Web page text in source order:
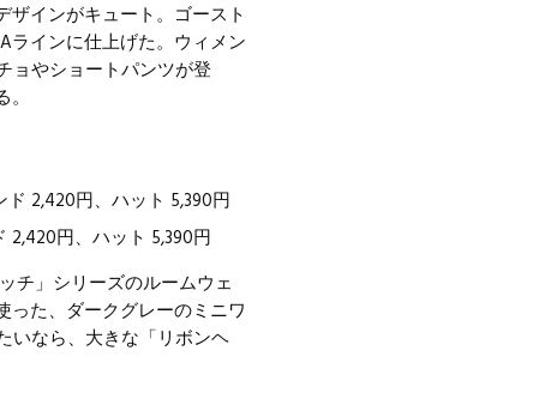
ザインがキュート。ゴースト
Aラインに仕上げた。ウィメン
ョやショートパンツが登
2,420円、ハット 5,390円
チ」シリーズのルームウェ
った、ダークグレーのミニワ
いなら、大きな「リボンヘ